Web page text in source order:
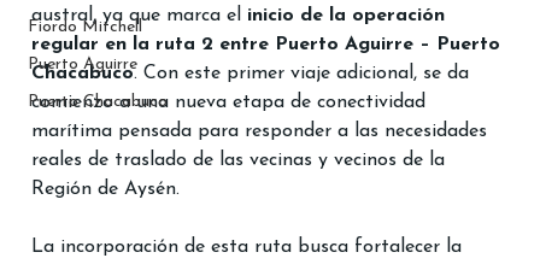
Fiordo Mitchell
Puerto Aguirre
Puerto Chacabuco
austral, ya que marca el inicio de la operación
regular en la ruta 2 entre Puerto Aguirre – Puerto
Chacabuco. Con este primer viaje adicional, se da
comienzo a una nueva etapa de conectividad
marítima pensada para responder a las necesidades
reales de traslado de las vecinas y vecinos de la
Región de Aysén.
La incorporación de esta ruta busca fortalecer la